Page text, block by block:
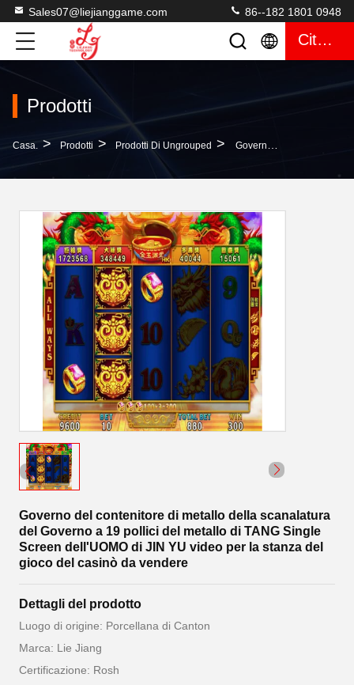
Sales07@liejianggame.com 86--182 1801 0948
Citazione
Prodotti
Casa. > Prodotti > Prodotti Di Ungrouped > Governo Del Contenitore Di Metallo Della Scanalatura Del Governo A 19 Pollici Del Metallo Di TANG Single Screen Dell'UOMO Di JIN YU Video Per La Stanza Del Gioco Del Casinò Da Vendere
Governo del contenitore di metallo della scanalatura
del Governo a 19 pollici del metallo di TANG Single
Screen dell'UOMO di JIN YU video per la stanza del
gioco del casinò da vendere
Dettagli del prodotto
Luogo di origine: Porcellana di Canton
Marca: Lie Jiang
Certificazione: Rosh